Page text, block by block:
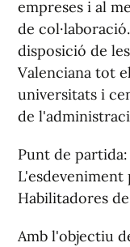
empreses i al
de
disposició de
Valenciana tot
universitats i
de
Punt de partida:
Habilitadores
Amb l'objectiu